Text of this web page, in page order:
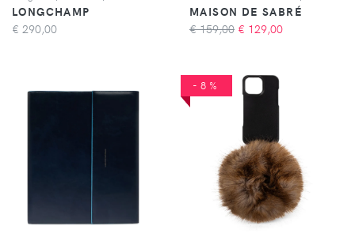
LONGCHAMP
€ 290,00
MAISON DE SABRÉ
€ 159,00 € 129,00
-8%